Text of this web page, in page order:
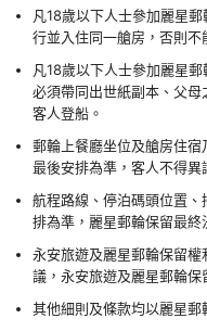
凡18歲以下人士參加麗星
行並入住同一艙房，否則不
凡18歲以下人士參加麗星
必須帶同出世紙副本、父
客人登船。
郵輪上餐廳坐位及艙房住
最後安排為準，客人不得異
航程路線、停泊碼頭位置
排為準，麗星郵輪保留最終
永安旅遊及麗星郵輪保留
議，永安旅遊及麗星郵輪保
其他細則及條款均以麗星郵